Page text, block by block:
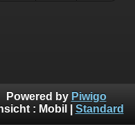
Powered by Piwigo
: Mobil Standard